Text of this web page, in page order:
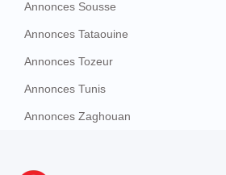
Annonces Sousse
Annonces Tataouine
Annonces Tozeur
Annonces Tunis
Annonces Zaghouan